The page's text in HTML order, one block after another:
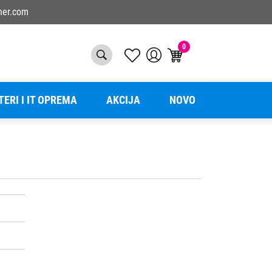
0
I IT OPREMA AKCIJA NOVO